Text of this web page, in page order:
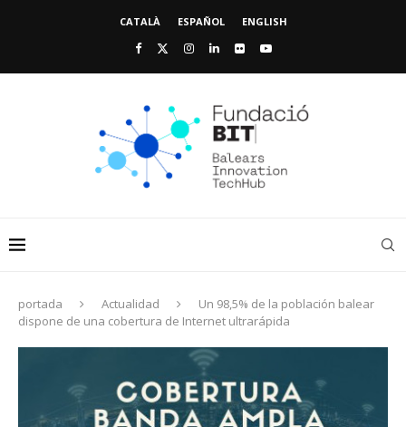
CATALÀ ESPAÑOL ENGLISH
portada Actualidad
Un 98,5% de la población balear
dispone de una cobertura de Internet ultrarápida